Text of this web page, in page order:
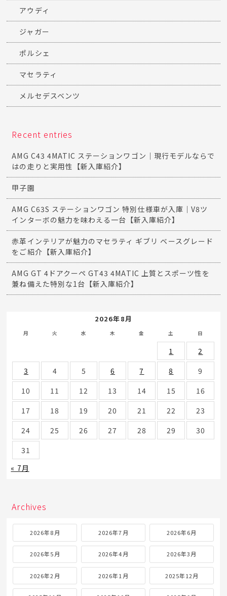
アウディ
ジャガー
ポルシェ
マセラティ
メルセデスベンツ
Recent entries
AMG C43 4MATIC ステーションワゴン｜現行モデルならで
はの走りと実用性【新入庫紹介】
甲子園
AMG C63S ステーションワゴン 特別仕様車が入庫｜V8ツ
インターボの魅力を味わえる一台【新入庫紹介】
赤革インテリアが魅力のマセラティ ギブリ ベースグレード
をご紹介【新入庫紹介】
AMG GT 4ドアクーペ GT43 4MATIC 上質とスポーツ性を
兼ね備えた特別な1台【新入庫紹介】
2026年8月
月 火 水 木 金 土 日
1
2
3
4 5 6 7 8
9
10
11 12 13 14 15
16
17
18 19 20 21 22
23
24
25 26 27 28 29
30
31
« 7月
Archives
2026年8月 2026年7月 2026年6月
2026年5月 2026年4月 2026年3月
2026年2月 2026年1月 2025年12月